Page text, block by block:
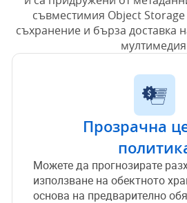
съвместимия Object Storage
съхранение и бърза доставка
Прозрачна
Можете да прогнозирате
използване на обектното
основа на предварително